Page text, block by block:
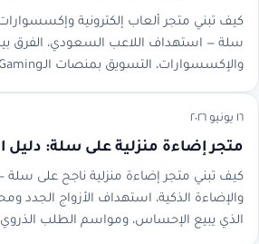
سلة — استهداف اللاعب السعودي، الفرق
والإكسسوارات، التسويق بمنصات الـGaming، ومواسم الذروة
١٦ يونيو ٢٠٢٦
متجر إضاءة منزلية على سلة: دليل
كيف تبني متجر إضاءة منزلية ناجح على سلة
والإضاءة الذكية، استهداف الأزواج الجدد
الذي يبيع الإحساس، ومواسم الطلب الذروي